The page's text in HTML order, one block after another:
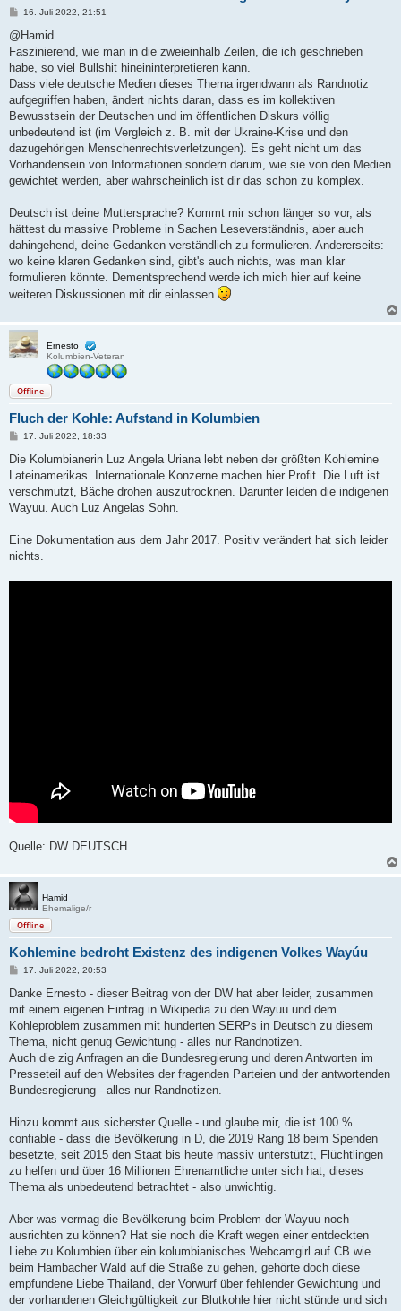
B
i
r
a
16. Juli 2022, 21:51
@Hamid
Faszinierend, wie man in die zweieinhalb Zeilen, die ich geschrieben
habe, so viel Bullshit hineininterpretieren kann.
Dass viele deutsche Medien dieses Thema irgendwann als Randnotiz
aufgegriffen haben, ändert nichts daran, dass es im kollektiven
Bewusstsein der Deutschen und im öffentlichen Diskurs völlig
unbedeutend ist (im Vergleich z. B. mit der Ukraine-Krise und den
dazugehörigen Menschenrechtsverletzungen). Es geht nicht um das
Vorhandensein von Informationen sondern darum, wie sie von den Medien
gewichtet werden, aber wahrscheinlich ist dir das schon zu komplex.
Deutsch ist deine Muttersprache? Kommt mir schon länger so vor, als
hättest du massive Probleme in Sachen Leseverständnis, aber auch
dahingehend, deine Gedanken verständlich zu formulieren. Andererseits:
wo keine klaren Gedanken sind, gibt's auch nichts, was man klar
formulieren könnte. Dementsprechend werde ich mich hier auf keine
weiteren Diskussionen mit dir einlassen
Ernesto
Kolumbien-Veteran
Offline
Fluch der Kohle: Aufstand in Kolumbien
B
i
r
a
17. Juli 2022, 18:33
Die Kolumbianerin Luz Angela Uriana lebt neben der größten Kohlemine
Lateinamerikas. Internationale Konzerne machen hier Profit. Die Luft ist
verschmutzt, Bäche drohen auszutrocknen. Darunter leiden die indigenen
Wayuu. Auch Luz Angelas Sohn.
Eine Dokumentation aus dem Jahr 2017. Positiv verändert hat sich leider
nichts.
Quelle: DW DEUTSCH
Hamid
Ehemalige/r
Offline
Koh­le­mine bedroht Exis­tenz des indi­genen Volkes Wayúu
B
i
r
a
17. Juli 2022, 20:53
Danke Ernesto - dieser Beitrag von der DW hat aber leider, zusammen
mit einem eigenen Eintrag in Wikipedia zu den Wayuu und dem
Kohleproblem zusammen mit hunderten SERPs in Deutsch zu diesem
Thema, nicht genug Gewichtung - alles nur Randnotizen.
Auch die zig Anfragen an die Bundesregierung und deren Antworten im
Presseteil auf den Websites der fragenden Parteien und der antwortenden
Bundesregierung - alles nur Randnotizen.
Hinzu kommt aus sicherster Quelle - und glaube mir, die ist 100 %
confiable - dass die Bevölkerung in D, die 2019 Rang 18 beim Spenden
besetzte, seit 2015 den Staat bis heute massiv unterstützt, Flüchtlingen
zu helfen und über 16 Millionen Ehrenamtliche unter sich hat, dieses
Thema als unbedeutend betrachtet - also unwichtig.
Aber was vermag die Bevölkerung beim Problem der Wayuu noch
ausrichten zu können? Hat sie noch die Kraft wegen einer entdeckten
Liebe zu Kolumbien über ein kolumbianisches Webcamgirl auf CB wie
beim Hambacher Wald auf die Straße zu gehen, gehörte doch diese
empfundene Liebe Thailand, der Vorwurf über fehlender Gewichtung und
der vorhandenen Gleichgültigkeit zur Blutkohle hier nicht stünde und sich